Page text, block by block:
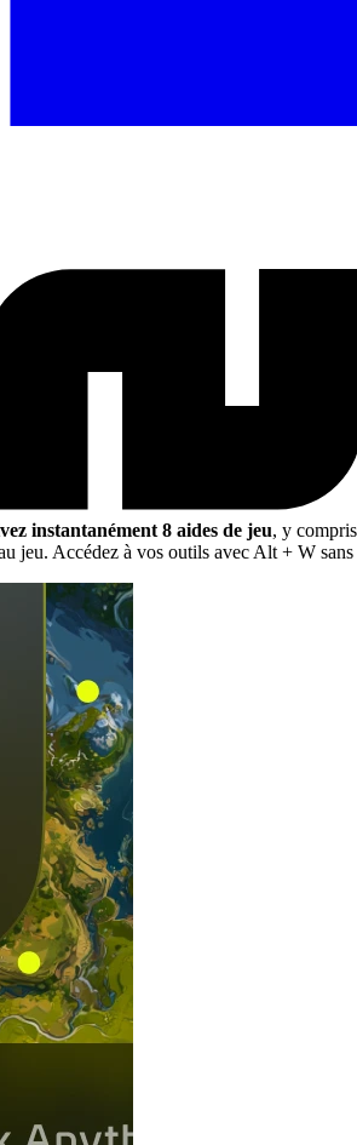
instantanément 8 aides de jeu, y
jeu. Accédez à vos outils avec Alt + W